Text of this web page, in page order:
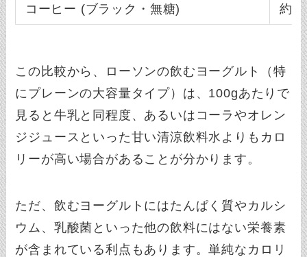
コーヒー (ブラック・無糖) 約0
この比較から、ローソンの飲むヨーグルト（特
にプレーンの大容量タイプ）は、100gあたりで
見ると牛乳と同程度、あるいはコーラやオレン
ジジュースといった甘い清涼飲料水よりもカロ
リーが高い場合があることが分かります。
ただ、飲むヨーグルトにはたんぱく質やカルシ
ウム、乳酸菌といった他の飲料にはない栄養素
が含まれている利点もあります。単純なカロリ